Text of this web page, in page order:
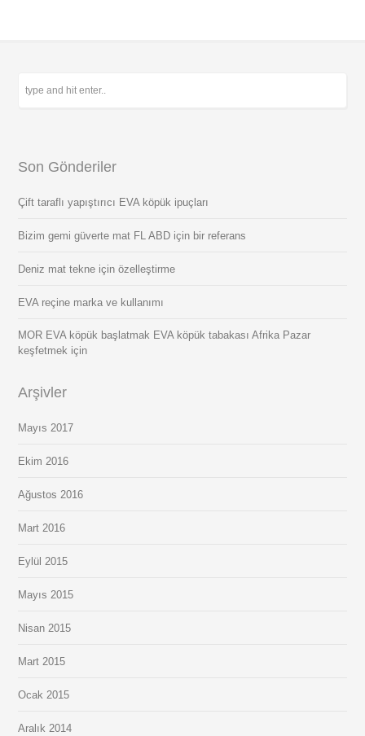
Son Gönderiler
Çift taraflı yapıştırıcı EVA köpük ipuçları
Bizim gemi güverte mat FL ABD için bir referans
Deniz mat tekne için özelleştirme
EVA reçine marka ve kullanımı
MOR EVA köpük başlatmak EVA köpük tabakası Afrika Pazar
keşfetmek için
Arşivler
Mayıs 2017
Ekim 2016
Ağustos 2016
Mart 2016
Eylül 2015
Mayıs 2015
Nisan 2015
Mart 2015
Ocak 2015
Aralık 2014